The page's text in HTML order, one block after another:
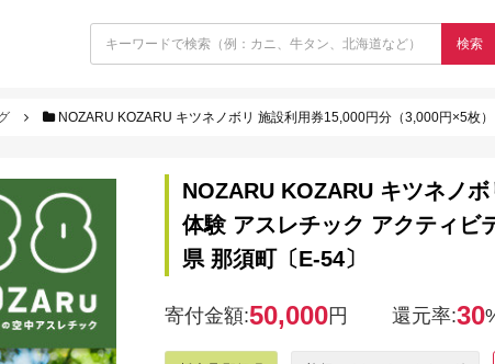
検索
NOZARU KOZARU キツネノボリ 施設利用券15,000円分（3,000円×5枚）｜体験 ア
NOZARU KOZARU キツネノ
体験 アスレチック アクティビ
県 那須町〔E-54〕
寄付金額:50,000円 還元率:30